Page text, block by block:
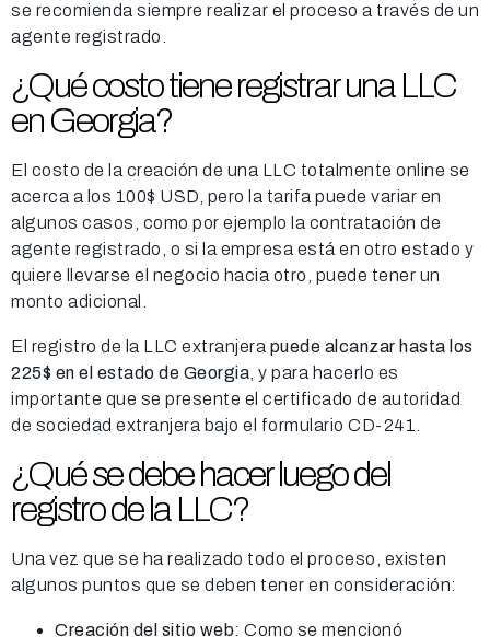
se recomienda siempre realizar el proceso a través de un
agente registrado.
¿Qué costo tiene registrar una LLC
en Georgia?
El costo de la creación de una LLC totalmente online se
acerca a los 100$ USD, pero la tarifa puede variar en
algunos casos, como por ejemplo la contratación de
agente registrado, o si la empresa está en otro estado y
quiere llevarse el negocio hacia otro, puede tener un
monto adicional.
El registro de la LLC extranjera puede alcanzar hasta los
225$ en el estado de Georgia , y para hacerlo es
importante que se presente el certificado de autoridad
de sociedad extranjera bajo el formulario CD-241.
¿Qué se debe hacer luego del
registro de la LLC?
Una vez que se ha realizado todo el proceso, existen
algunos puntos que se deben tener en consideración:
Creación del sitio web: Como se mencionó